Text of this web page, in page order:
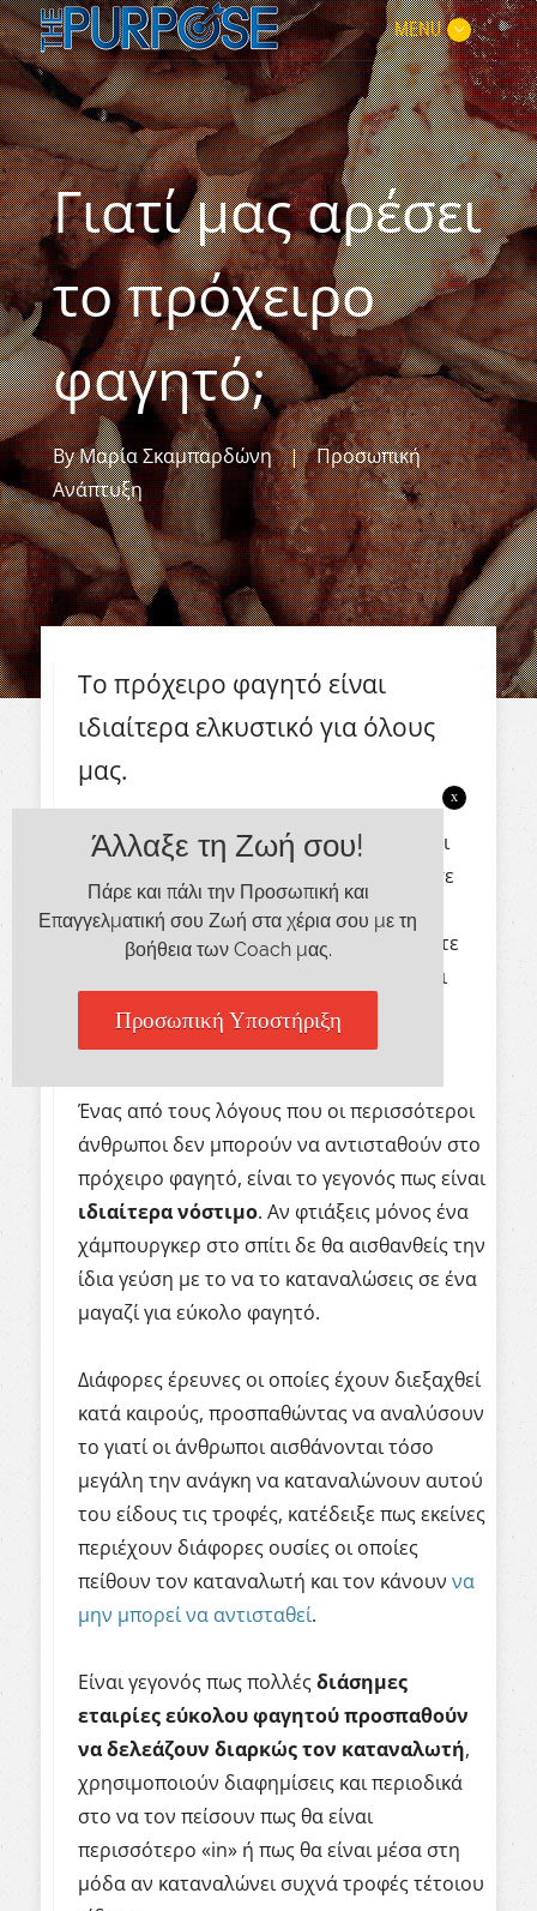
MENU
Γιατί μας αρέσει
το πρόχειρο
φαγητό;
ByΜαρία Σκαμπαρδώνη |
Προσωπική
Ανάπτυξη
Το πρόχειρο φαγητό είναι
ιδιαίτερα ελκυστικό για όλους
μας.
Η κατανάλωση πρόχειρου φαγητού είναι
ένα φαινόμενο ιδιαίτερα διαδεδομένο σε
όλο τον κόσμο, αφού είναι μία «εύκολη
λύση» είτε για εκείνον που εργάζεται, είτε
για εκείνον που δε μπορεί να μαγειρέψει
καλά, είτε για εκείνον που επιστρέφει το
βράδυ κουρασμένος στο σπίτι του.
Ένας από τους λόγους που οι περισσότεροι
άνθρωποι δεν μπορούν να αντισταθούν στο
πρόχειρο φαγητό, είναι το γεγονός πως είναι
ιδιαίτερα νόστιμο. Αν φτιάξεις μόνος ένα
χάμπουργκερ στο σπίτι δε θα αισθανθείς την
ίδια γεύση με το να το καταναλώσεις σε ένα
μαγαζί για εύκολο φαγητό.
Διάφορες έρευνες οι οποίες έχουν διεξαχθεί
κατά καιρούς, προσπαθώντας να αναλύσουν
το γιατί οι άνθρωποι αισθάνονται τόσο
μεγάλη την ανάγκη να καταναλώνουν αυτού
του είδους τις τροφές, κατέδειξε πως εκείνες
περιέχουν διάφορες ουσίες οι οποίες
πείθουν τον καταναλωτή και τον κάνουν να
μην μπορεί να αντισταθεί.
Είναι γεγονός πως πολλέςδιάσημες
εταιρίες εύκολου φαγητού προσπαθούν
να δελεάζουν διαρκώς τον καταναλωτή,
χρησιμοποιούν διαφημίσεις και περιοδικά
στο να τον πείσουν πως θα είναι
περισσότερο «in» ή πως θα είναι μέσα στη
μόδα αν καταναλώνει συχνά τροφές τέτοιου
Άλλαξε τη Ζωή σου!
Πάρε και πάλι την Προσωπική και
Επαγγελματική σου Ζωή στα χέρια σου με τη
βοήθεια των Coach μας.
Προσωπική Υποστήριξη
x